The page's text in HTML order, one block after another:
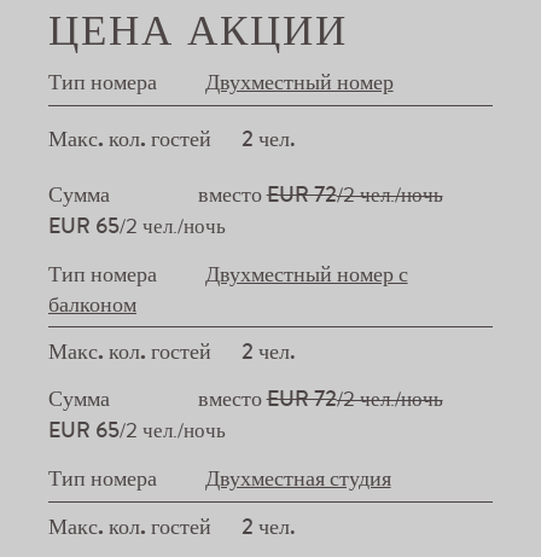
ЦЕНА АКЦИИ
Тип номера Двухместный номер
Макс. кол. гостей 2 чел.
Сумма вместоEUR 72/2 чел./ночь
EUR 65/2 чел./ночь
Тип номера
Двухместный номер с
балконом
Макс. кол. гостей 2 чел.
Сумма вместоEUR 72/2 чел./ночь
EUR 65/2 чел./ночь
Тип номера Двухместная студия
Макс. кол. гостей 2 чел.